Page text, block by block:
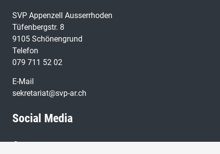
SVP Appenzell Ausserrhoden
Tüfenbergstr. 8
9105 Schönengrund
Telefon
079 711 52 02
E-Mail
sekretariat@svp-ar.ch
Social Media